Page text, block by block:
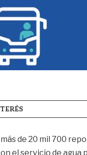
de 20 mil 700
el servicio de agua